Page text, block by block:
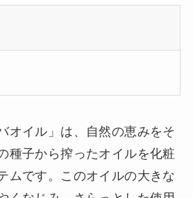
オイル」は、自然の恵みをそ
種子から搾ったオイルを化粧
ムです。このオイルの大きな